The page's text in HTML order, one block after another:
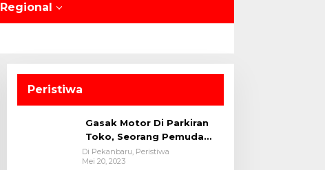
Regional
Peristiwa
Gasak Motor Di Parkiran
Toko, Seorang Pemuda
Diamankan Polsek Bukit
Raya
Di Pekanbaru, Peristiwa
Mei 20, 2023